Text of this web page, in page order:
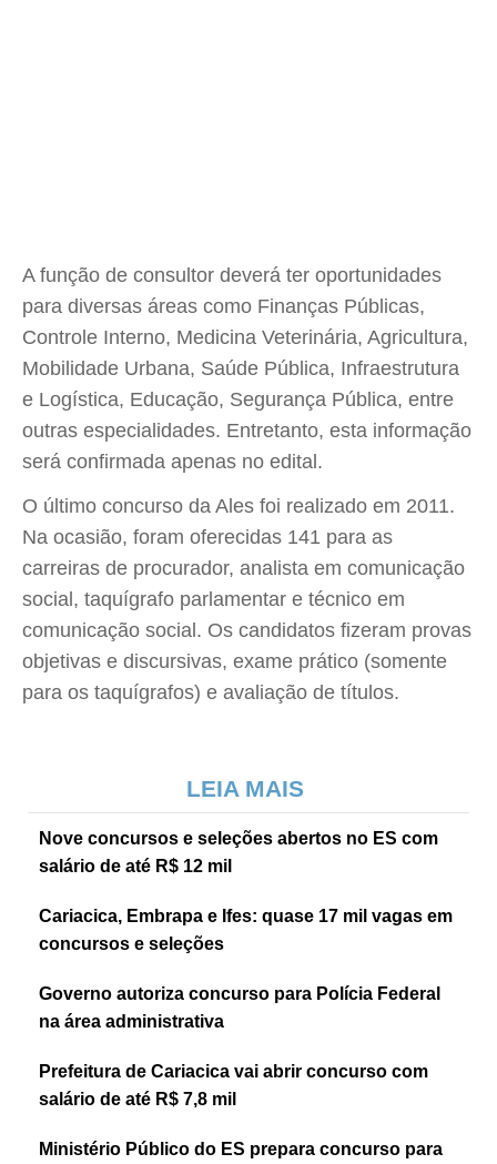
A função de consultor deverá ter oportunidades
para diversas áreas como Finanças Públicas,
Controle Interno, Medicina Veterinária, Agricultura,
Mobilidade Urbana, Saúde Pública, Infraestrutura
e Logística, Educação, Segurança Pública, entre
outras especialidades. Entretanto, esta informação
será confirmada apenas no edital.
O último concurso da Ales foi realizado em 2011.
Na ocasião, foram oferecidas 141 para as
carreiras de procurador, analista em comunicação
social, taquígrafo parlamentar e técnico em
comunicação social. Os candidatos fizeram provas
objetivas e discursivas, exame prático (somente
para os taquígrafos) e avaliação de títulos.
LEIA MAIS
Nove concursos e seleções abertos no ES com
salário de até R$ 12 mil
Cariacica, Embrapa e Ifes: quase 17 mil vagas em
concursos e seleções
Governo autoriza concurso para Polícia Federal
na área administrativa
Prefeitura de Cariacica vai abrir concurso com
salário de até R$ 7,8 mil
Ministério Público do ES prepara concurso para